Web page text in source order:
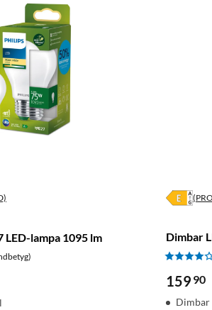
lampa 1095 lm Dimbar
159 90
Dimbar